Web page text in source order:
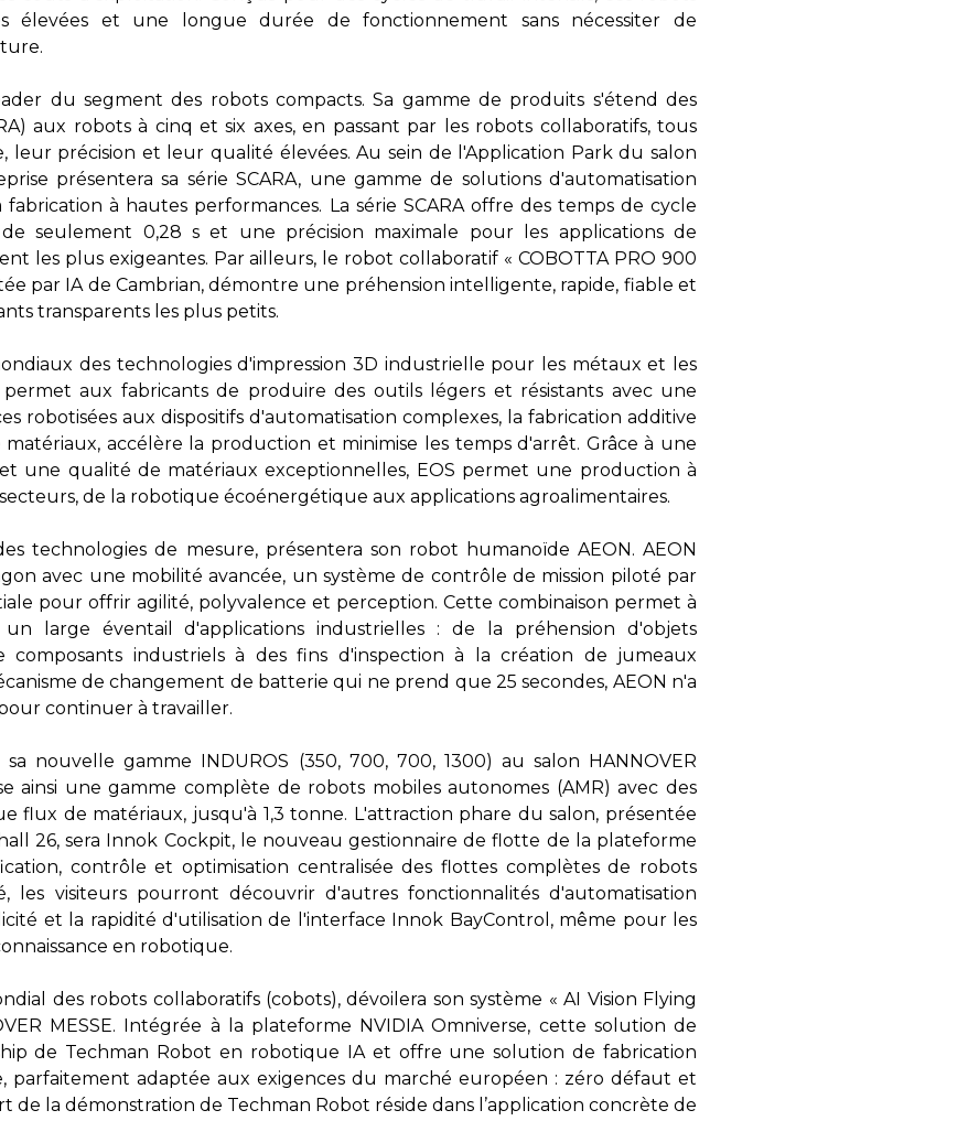
élevées et une longue durée de fonctionnement sans nécessiter de
du segment des robots compacts. Sa gamme de produits s'étend des
aux robots à cinq et six axes, en passant par les robots collaboratifs, tous
leur précision et leur qualité élevées. Au sein de l'Application Park du salon
présentera sa série SCARA, une gamme de solutions d'automatisation
à hautes performances. La série SCARA offre des temps de cycle
seulement 0,28 s et une précision maximale pour les applications de
les plus exigeantes. Par ailleurs, le robot collaboratif « COBOTTA PRO 900
par IA de Cambrian, démontre une préhension intelligente, rapide, fiable et
transparents les plus petits.
des technologies d'impression 3D industrielle pour les métaux et les
permet aux fabricants de produire des outils légers et résistants avec une
robotisées aux dispositifs d'automatisation complexes, la fabrication additive
accélère la production et minimise les temps d'arrêt. Grâce à une
une qualité de matériaux exceptionnelles, EOS permet une production à
de la robotique écoénergétique aux applications agroalimentaires.
technologies de mesure, présentera son robot humanoïde AEON. AEON
avec une mobilité avancée, un système de contrôle de mission piloté par
pour offrir agilité, polyvalence et perception. Cette combinaison permet à
large éventail d'applications industrielles : de la préhension d'objets
composants industriels à des fins d'inspection à la création de jumeaux
de changement de batterie qui ne prend que 25 secondes, AEON n'a
continuer à travailler.
nouvelle gamme INDUROS (350, 700, 700, 1300) au salon HANNOVER
ainsi une gamme complète de robots mobiles autonomes (AMR) avec des
flux de matériaux, jusqu'à 1,3 tonne. L'attraction phare du salon, présentée
26, sera Innok Cockpit, le nouveau gestionnaire de flotte de la plateforme
contrôle et optimisation centralisée des flottes complètes de robots
les visiteurs pourront découvrir d'autres fonctionnalités d'automatisation
et la rapidité d'utilisation de l'interface Innok BayControl, même pour les
en robotique.
des robots collaboratifs (cobots), dévoilera son système « AI Vision Flying
MESSE. Intégrée à la plateforme NVIDIA Omniverse, cette solution de
de Techman Robot en robotique IA et offre une solution de fabrication
parfaitement adaptée aux exigences du marché européen : zéro défaut et
de la démonstration de Techman Robot réside dans l’application concrète de